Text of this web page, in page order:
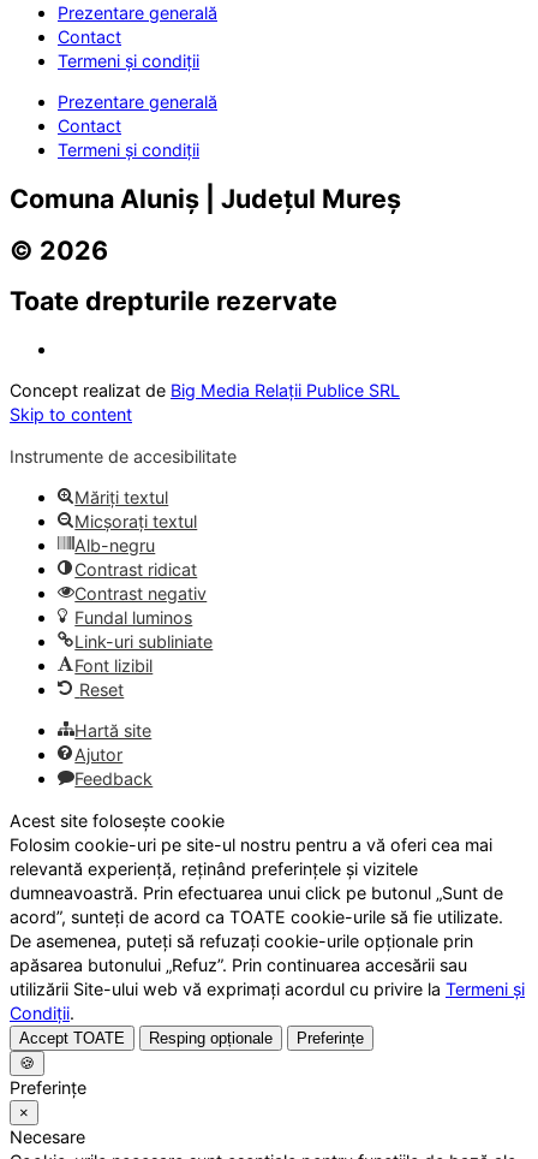
Prezentare generală
Contact
Termeni și condiții
Prezentare generală
Contact
Termeni și condiții
Comuna Aluniș | Județul Mureș
© 2026
Toate drepturile rezervate
Concept realizat de Big Media Relații Publice SRL
Skip to content
Instrumente de accesibilitate
Măriți textul
Micșorați textul
Alb-negru
Contrast ridicat
Contrast negativ
Fundal luminos
Link-uri subliniate
Font lizibil
Reset
Hartă site
Ajutor
Feedback
Acest site folosește cookie
Folosim cookie-uri pe site-ul nostru pentru a vă oferi cea mai
relevantă experiență, reținând preferințele și vizitele
dumneavoastră. Prin efectuarea unui click pe butonul „Sunt de
acord”, sunteți de acord ca TOATE cookie-urile să fie utilizate.
De asemenea, puteți să refuzați cookie-urile opționale prin
apăsarea butonului „Refuz”. Prin continuarea accesării sau
utilizării Site-ului web vă exprimați acordul cu privire la Termeni și
Condiții.
Accept TOATE Resping opționale
Preferințe
🍪
Preferințe
×
Necesare